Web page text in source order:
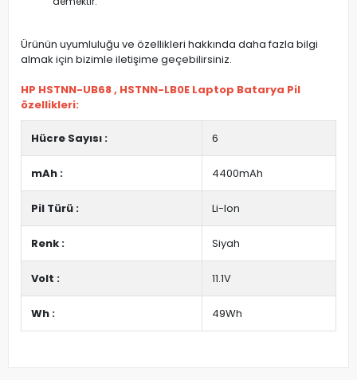
Ürünün uyumluluğu ve özellikleri hakkında daha fazla bilgi
almak için bizimle iletişime geçebilirsiniz.
HP HSTNN-UB68 , HSTNN-LB0E Laptop Batarya Pil
özellikleri:
Hücre Sayısı : 6
mAh : 4400mAh
Pil Türü : Li-Ion
Renk : Siyah
Volt : 11.1V
Wh : 49Wh